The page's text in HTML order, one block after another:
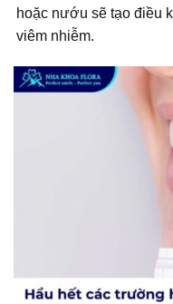
hoặc nướu sẽ tạo điều
viêm nhiễm.